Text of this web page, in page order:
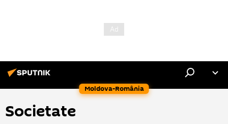
Moldova-România
Societate